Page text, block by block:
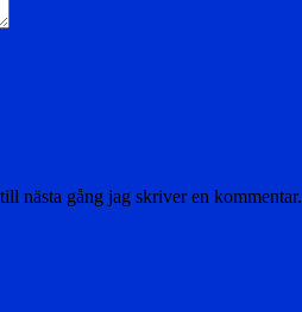
nästa gång jag skriver en kommentar.